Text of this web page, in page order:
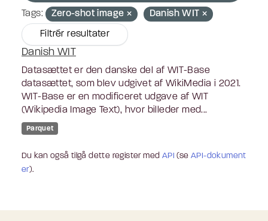
Tags:
Zero-shot image Danish WIT
Filtrér resultater
Danish WIT
Datasættet er den danske del af WIT-Base
datasættet, som blev udgivet af WikiMedia i 2021.
WIT-Base er en modificeret udgave af WIT
(Wikipedia Image Text), hvor billeder med...
Parquet
Du kan også tilgå dette register med API (seAPI-dokument
er).